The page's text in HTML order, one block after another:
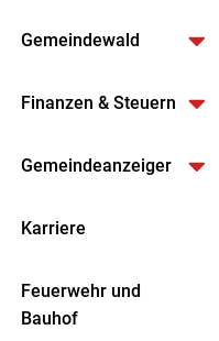
Gemeindewald
Finanzen & Steuern
Gemeindeanzeiger
Karriere
Feuerwehr und
Bauhof